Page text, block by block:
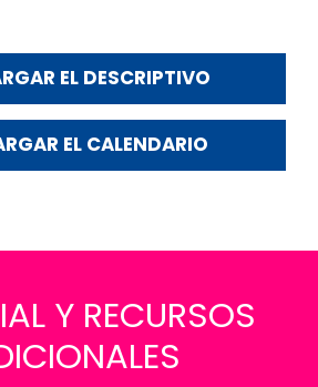
EL DESCRIPTIVO
EL CALENDARIO
Y RECURSOS